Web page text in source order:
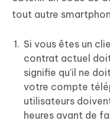
tout autre
Si vous êtes un
contrat actuel
signifie qu'il ne
votre compte
utilisateurs
heures avant de